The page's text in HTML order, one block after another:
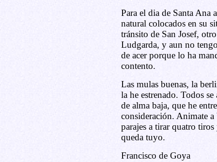
Para el dia de Santa Ana
natural colocados en su
tránsito de San Josef,
Ludgarda, y aun no
de acer porque lo ha
contento.
Las mulas buenas, la
la he estrenado. Todos
de alma baja, que he
consideración. Animate
parajes a tirar quatro
queda tuyo.
Francisco de Goya